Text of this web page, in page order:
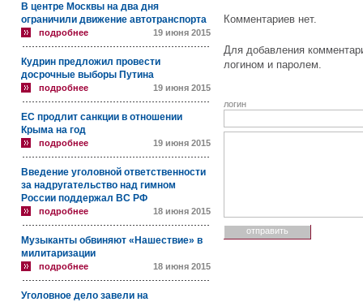
В центре Москвы на два дня
ограничили движение автотранспорта
подробнее 19 июня 2015
Кудрин предложил провести
досрочные выборы Путина
подробнее 19 июня 2015
ЕС продлит санкции в отношении
Крыма на год
подробнее 19 июня 2015
Введение уголовной ответственности
за надругательство над гимном
России поддержал ВС РФ
подробнее 18 июня 2015
Музыканты обвиняют «Нашествие» в
милитаризации
подробнее 18 июня 2015
Уголовное дело завели на
Комментариев нет.
Для добавления
логином и паролем.
логин